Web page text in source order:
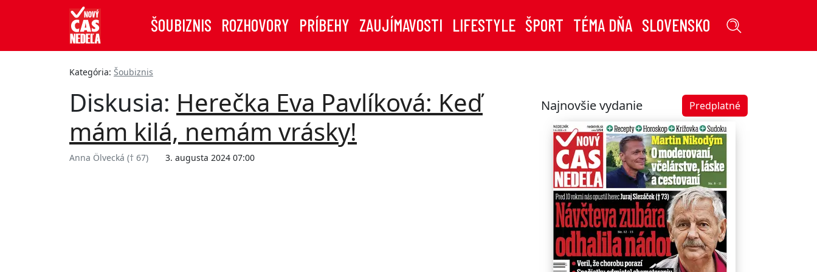
ŠOUBIZNIS ROZHOVORY PRÍBEHY ZAUJÍMAVOSTI LIFESTYLE ŠPORT TÉMA DŇA SLOVENSKO
Kategória: Šoubiznis
Diskusia: Herečka Eva Pavlíková: Keď
mám kilá, nemám vrásky!
Anna Ölvecká († 67) 3. augusta 2024 07:00
Najnovšie vydanie Predplatné